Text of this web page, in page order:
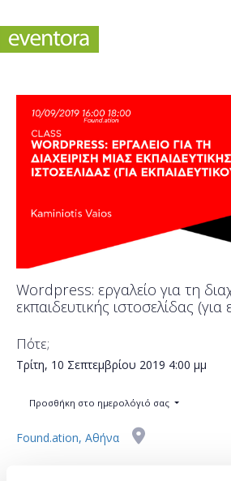
Wordpress: εργαλείο για τη
εκπαιδευτικής ιστοσελίδας (για
Πότε;
Τρίτη, 10 Σεπτεμβρίου 2019 4:00 μμ
Προσθήκη στο ημερολόγιό σας
Found.ation, Αθήνα